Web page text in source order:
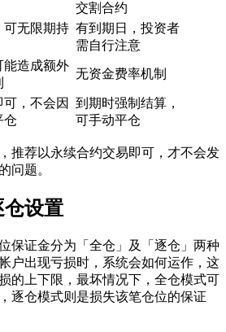
交割合约
可无限期持 有到期日，投资者
需自行注意
能造成额外
无资金费率机制
，不会因
仓
到期时强制结算，
可手动平仓
推荐以永续合约交易即可，才不会发
问题。
仓设置
保证金分为「全仓」及「逐仓」两种
户出现亏损时，系统会如何运作，这
的上下限，最坏情况下，全仓模式可
逐仓模式则是损失该笔仓位的保证